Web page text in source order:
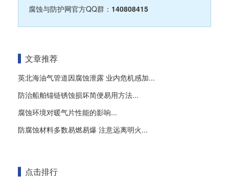
腐蚀与防护网官方QQ群： 140808415
文章推荐
英北海油气管道因腐蚀泄露 业内危机感加...
防治船舶锚链锈蚀损坏简便易用方法...
腐蚀环境对暖气片性能的影响...
防腐蚀材料多数易燃易爆 注意远离明火...
点击排行